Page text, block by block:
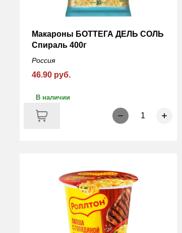
Макароны БОТТЕГА ДЕЛЬ СОЛЬ
Спираль 400г
Россия
46.90 руб.
В наличии
1